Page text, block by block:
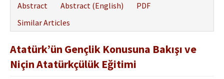
Publication Policy
Boards of the Journal
Publication Principles
Abstract Abstract (English)
PDF
Similar Articles
Atatürk’ün Gençlik Konusuna Bakışı ve
Niçin Atatürkçülük Eğitimi